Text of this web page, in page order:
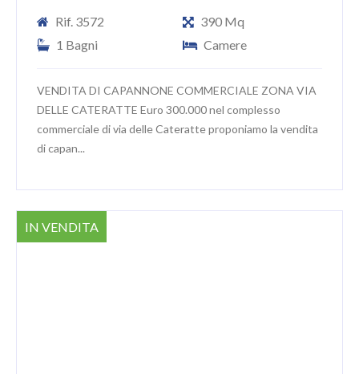
Rif. 3572
390 Mq
1 Bagni
Camere
VENDITA DI CAPANNONE COMMERCIALE ZONA VIA
DELLE CATERATTE Euro 300.000 nel complesso
commerciale di via delle Cateratte proponiamo la vendita
di capan...
IN VENDITA